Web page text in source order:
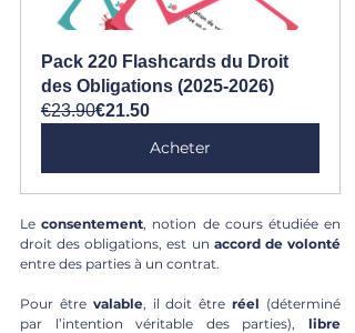
Pack 220 Flashcards du Droit
des Obligations (2025-2026)
€23.90€21.50
Acheter
Le consentement, notion de cours étudiée en
droit des obligations, est un accord de volonté
entre des parties à un contrat.
Pour être valable, il doit être réel (déterminé
par l’intention véritable des parties),